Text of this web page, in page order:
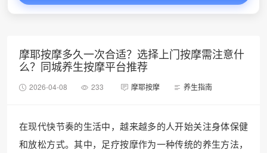
摩耶按摩多久一次合适？选择上门按摩需注意什
么？同城养生按摩平台推荐
2026-04-08 233 摩耶按摩 养生指南
在现代快节奏的生活中，越来越多的人开始关注身体保健
和放松方式。其中，足疗按摩作为一种传统的养生方法，